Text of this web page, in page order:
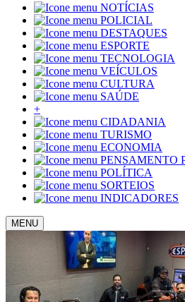
NOTÍCIAS
POLICIAL
DESTAQUES
ESPORTE
TECNOLOGIA
VEÍCULOS
CULTURA
SAÚDE
+
CIDADANIA
TURISMO
ECONOMIA
PENSAMENTO
POLÍTICA
SORTEIOS
INDICADORES
MENU